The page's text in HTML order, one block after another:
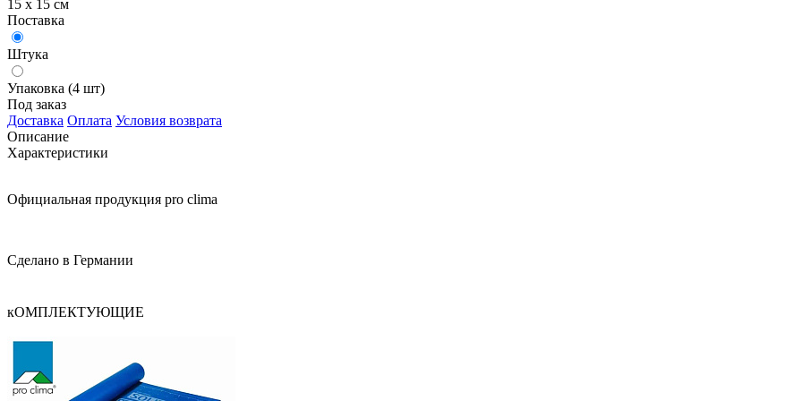
15 х 15 см
Поставка
Штука
Упаковка (4 шт)
Под заказ
Доставка Оплата Условия возврата
Описание
Характеристики
Официальная продукция pro clima
Сделано в Германии
кОМПЛЕКТУЮЩИЕ